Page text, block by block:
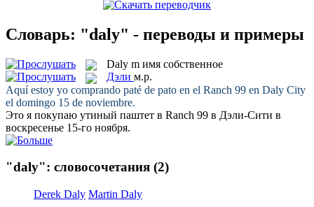
Словарь: "daly" - переводы и примеры
Daly m имя собственное
Дэли м.р.
Aquí estoy yo comprando paté de pato en el Ranch 99 en Daly City
el domingo 15 de noviembre.
Это я покупаю утиный паштет в Ranch 99 в Дэли-Сити в
воскресенье 15-го ноября.
"daly": словосочетания (2)
Derek Daly Martin Daly